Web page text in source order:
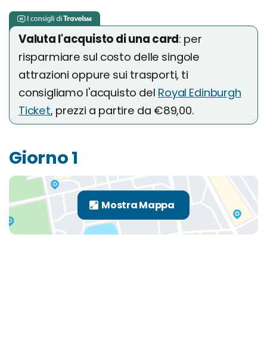
Valuta l'acquisto di una card: per
risparmiare sul costo delle singole
attrazioni oppure sui trasporti, ti
consigliamo l'acquisto del Royal Edinburgh
Ticket, prezzi a partire da €89,00.
Giorno 1